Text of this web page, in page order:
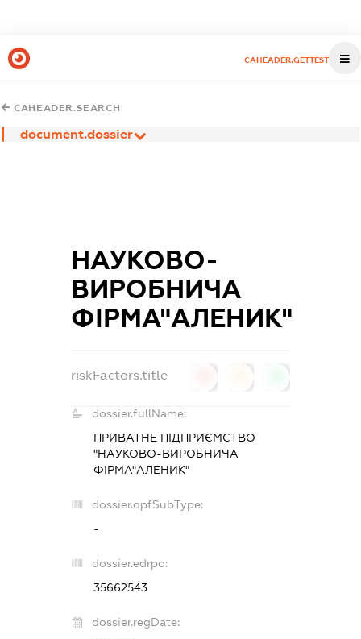
CAHEADER.GETTEST
CAHEADER.SEARCH
document.dossier
НАУКОВО-
ВИРОБНИЧА
ФІРМА"АЛЕНИК"
riskFactors.title
dossier.fullName:
ПРИВАТНЕ ПІДПРИЄМСТВО
"НАУКОВО-ВИРОБНИЧА
ФІРМА"АЛЕНИК"
dossier.opfSubType:
-
dossier.edrpo:
35662543
dossier.regDate: